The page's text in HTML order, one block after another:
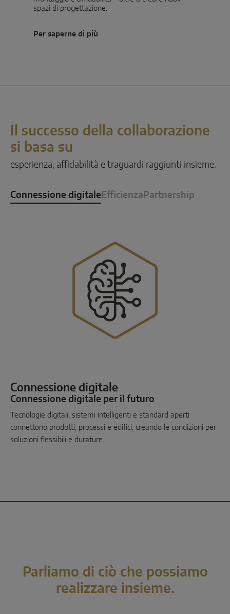
spazi di progettazione.
Per saperne di più
Il successo della collaborazione
si basa su
esperienza, affidabilità e traguardi raggiunti insieme.
Connessione digitale Efficienza Partnership
Connessione digitale
Connessione digitale per il futuro
Tecnologie digitali, sistemi intelligenti e standard aperti
connettono prodotti, processi e edifici, creando le condizioni per
soluzioni flessibili e durature.
Parliamo di ciò che possiamo
realizzare insieme.